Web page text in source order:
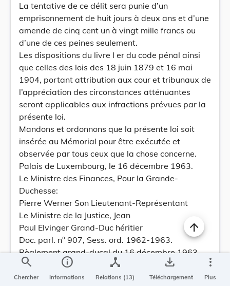
La tentative de ce délit sera punie d’un
emprisonnement de huit jours à deux ans et d’une
amende de cinq cent un à vingt mille francs ou
d’une de ces peines seulement.
Les dispositions du livre I er du code pénal ainsi
que celles des lois des 18 juin 1879 et 16 mai
1904, portant attribution aux cour et tribunaux de
l’appréciation des circonstances atténuantes
seront applicables aux infractions prévues par la
présente loi.
Mandons et ordonnons que la présente loi soit
insérée au Mémorial pour être exécutée et
observée par tous ceux que la chose concerne.
Palais de Luxembourg, le 16 décembre 1963.
Le Ministre des Finances, Pour la Grande-
Duchesse:
Pierre Werner Son Lieutenant-Représentant
Le Ministre de la Justice, Jean
Paul Elvinger Grand-Duc héritier
Doc. parl. n° 907, Sess. ord. 1962-1963.
Règlement grand-ducal du 16 décembre 1963
portant détermination de la forme des
nominations aux emplois des carrières de
search
Chercher
info
Informations
device_hub
Relations (13)
save_alt
Téléchargement
more_vert
Plus